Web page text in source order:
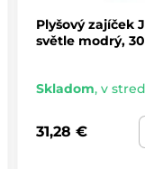
Plyšový zajíček
světle modrý,
Skladom, v
31,28 €